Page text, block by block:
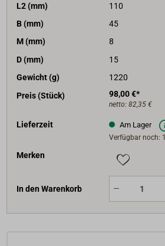
L2 (mm)
110
B (mm)
45
M (mm)
8
D (mm)
15
Gewicht (g)
1220
Preis (Stück)
98,00 €*
netto: 82,35 €
Lieferzeit Am Lager
Verfügbar noch: 1
Merken
In den Warenkorb